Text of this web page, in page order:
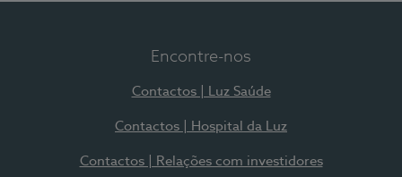
Encontre-nos
Contactos | Luz Saúde
Contactos | Hospital da Luz
Contactos | Relações com investidores